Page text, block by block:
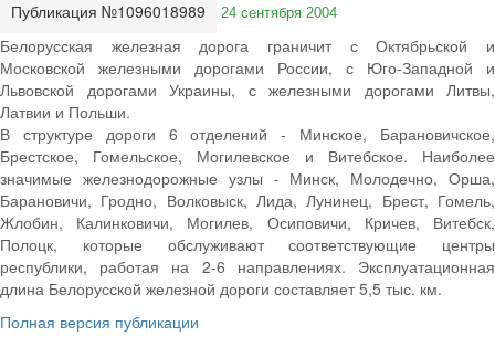
Публикация №1096018989 24 сентября 2004
Белорусская железная дорога граничит с Октябрьской и
Московской железными дорогами России, с Юго-Западной и
Львовской дорогами Украины, с железными дорогами Литвы,
Латвии и Польши.
В структуре дороги 6 отделений - Минское, Барановичское,
Брестское, Гомельское, Могилевское и Витебское. Наиболее
значимые железнодорожные узлы - Минск, Молодечно, Орша,
Барановичи, Гродно, Волковыск, Лида, Лунинец, Брест, Гомель,
Жлобин, Калинковичи, Могилев, Осиповичи, Кричев, Витебск,
Полоцк, которые обслуживают соответствующие центры
республики, работая на 2-6 направлениях. Эксплуатационная
длина Белорусской железной дороги составляет 5,5 тыс. км.
Полная версия публикации